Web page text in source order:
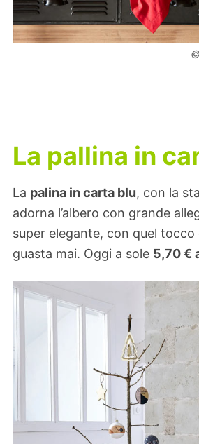
La pallina in
La palina in carta blu, con la
adorna l’albero con grande
super elegante, con quel
guasta mai. Oggi a sole 5,70 €